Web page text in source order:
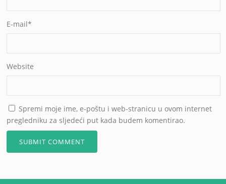
E-mail*
Website
Spremi moje ime, e-poštu i web-stranicu u ovom internet
pregledniku za sljedeći put kada budem komentirao.